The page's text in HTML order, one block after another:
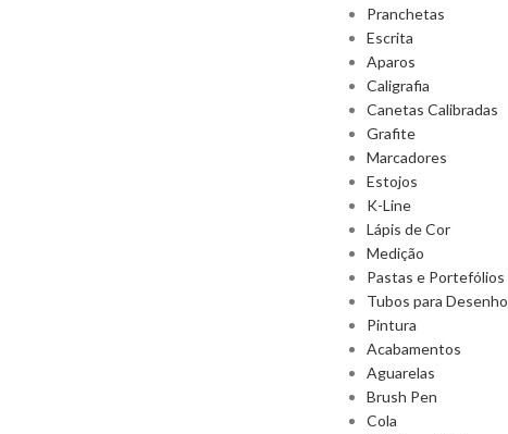
Pranchetas
Escrita
Aparos
Caligrafia
Canetas Calibradas
Grafite
Marcadores
Estojos
K-Line
Lápis de Cor
Medição
Pastas e Portefólios
Tubos para Desenho
Pintura
Acabamentos
Aguarelas
Brush Pen
Cola